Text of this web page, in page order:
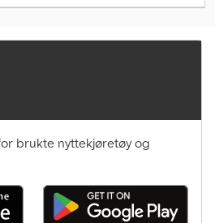
, farge:gul, girtype:mekanisk,
, Utstyr:ABS,
brukte nyttekjøretøy og